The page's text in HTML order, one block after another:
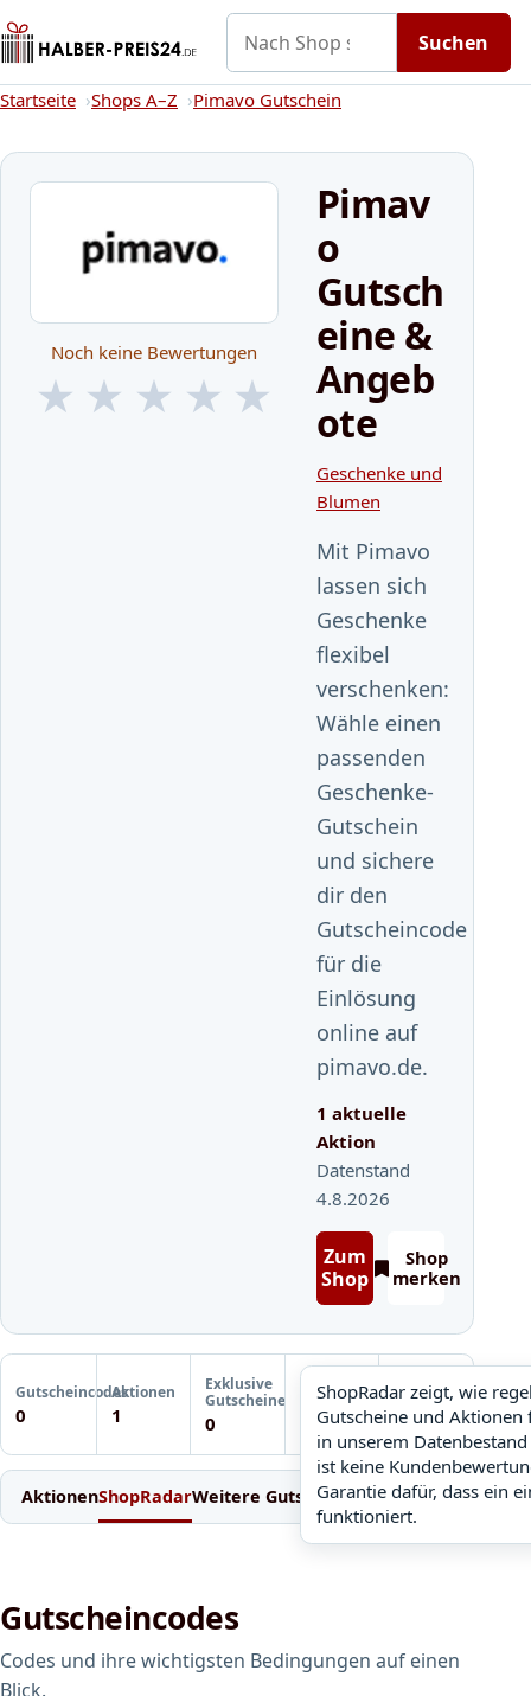
Startseite
GutscheineShops A–ZKategorien
Nach Shop suchen
Suchen
Startseite Shops A–Z Pimavo Gutschein
Noch keine Bewertungen
★ ★ ★ ★ ★
Pimav
o
Gutsch
eine &
Angeb
ote
Geschenke und
Blumen
Mit Pimavo
lassen sich
Geschenke
flexibel
verschenken:
Wähle einen
passenden
Geschenke-
Gutschein
und sichere
dir den
Gutscheincode
für die
Einlösung
online auf
pimavo.de.
1 aktuelle
Aktion
Datenstand
4.8.2026
Zum
Shop
Shop
merken
Gutscheincodes
0
Aktionen
1
Exklusive
Gutscheine
0
ShopRadar
noch keine Daten
ShopRadar zeigt, wie
Gutscheine und Aktionen
in unserem
ist keine
Garantie dafür, dass ein
funktioniert.
Letzte
Gutscheinprüfung
Noch keine
Prüfung
AktionenShopRadarWeitere GutscheineEinlösen
Gutscheincodes
Codes und ihre wichtigsten Bedingungen auf einen
Blick.